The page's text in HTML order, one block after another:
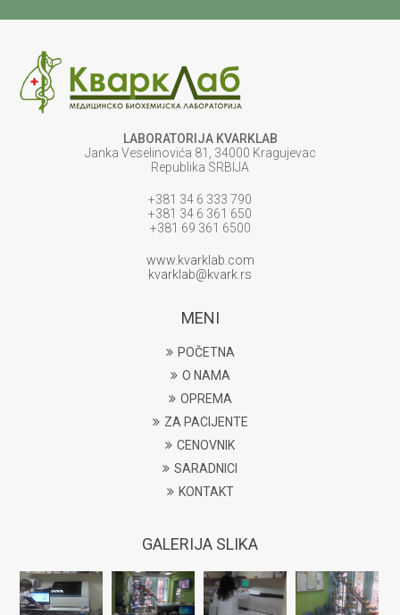
LABORATORIJA KVARKLAB
Janka Veselinovića 81, 34000 Kragujevac
Republika SRBIJA
+381 34 6 333 790
+381 34 6 361 650
+381 69 361 6500
www.kvarklab.com
kvarklab@kvark.rs
MENI
POČETNA
O NAMA
OPREMA
ZA PACIJENTE
CENOVNIK
SARADNICI
KONTAKT
GALERIJA SLIKA